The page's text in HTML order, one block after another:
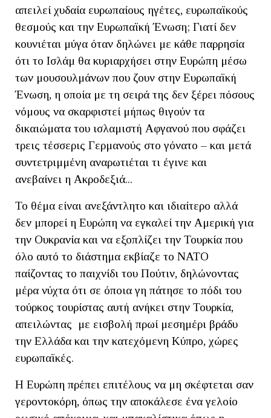
απειλεί χυδαία ευρωπαίους ηγέτες, ευρωπαϊκούς
θεσμούς και την Ευρωπαϊκή Ένωση; Γιατί δεν
κουνιέται μύγα όταν δηλώνει με κάθε παρρησία
ότι το Ισλάμ θα κυριαρχήσει στην Ευρώπη μέσω
των μουσουλμάνων που ζουν στην Ευρωπαϊκή
Ένωση, η οποία με τη σειρά της δεν ξέρει πόσους
νόμους να σκαρφιστεί μήπως θιγούν τα
δικαιώματα του ισλαμιστή Αφγανού που σφάζει
τρεις τέσσερις Γερμανούς στο γόνατο – και μετά
συντετριμμένη αναρωτιέται τι έγινε και
ανεβαίνει η Ακροδεξιά...
Το θέμα είναι ανεξάντλητο και ιδιαίτερο αλλά
δεν μπορεί η Ευρώπη να εγκαλεί την Αμερική για
την Ουκρανία και να εξοπλίζει την Τουρκία που
όλο αυτό το διάστημα εκβίαζε το ΝΑΤΟ
παίζοντας το παιχνίδι του Πούτιν, δηλώνοντας
μέρα νύχτα ότι σε όποια γη πάτησε το πόδι του
τούρκος τουρίστας αυτή ανήκει στην Τουρκία,
απειλώντας με εισβολή πρωί μεσημέρι βράδυ
την Ελλάδα και την κατεχόμενη Κύπρο, χώρες
ευρωπαϊκές.
Η Ευρώπη πρέπει επιτέλους να μη σκέφτεται σαν
γεροντοκόρη, όπως την αποκάλεσε ένα γελοίο